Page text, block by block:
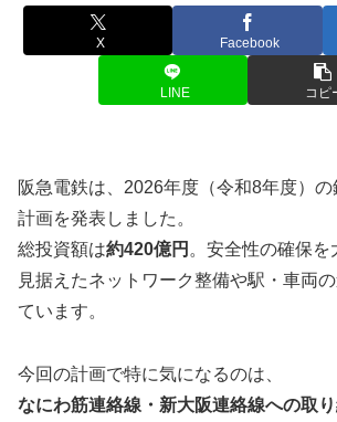
X Facebook
LINE コピ
阪急電鉄は、2026年度（令和8年度）
計画を発表しました。
総投資額は約420億円 。安全性の確保
見据えたネットワーク整備や駅・車両
ています。
今回の計画で特に気になるのは、
なにわ筋連絡線・新大阪連絡線への取